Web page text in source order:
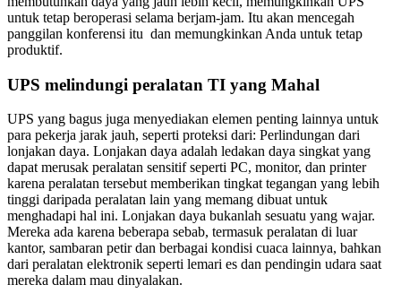
untuk tetap beroperasi selama berjam-jam. Itu akan mencegah
panggilan konferensi itu dan memungkinkan Anda untuk tetap
produktif.
UPS melindungi peralatan TI yang Mahal
UPS yang bagus juga menyediakan elemen penting lainnya untuk
para pekerja jarak jauh, seperti proteksi dari: Perlindungan dari
lonjakan daya. Lonjakan daya adalah ledakan daya singkat yang
dapat merusak peralatan sensitif seperti PC, monitor, dan printer
karena peralatan tersebut memberikan tingkat tegangan yang lebih
tinggi daripada peralatan lain yang memang dibuat untuk
menghadapi hal ini. Lonjakan daya bukanlah sesuatu yang wajar.
Mereka ada karena beberapa sebab, termasuk peralatan di luar
kantor, sambaran petir dan berbagai kondisi cuaca lainnya, bahkan
dari peralatan elektronik seperti lemari es dan pendingin udara saat
mereka dalam mau dinyalakan.